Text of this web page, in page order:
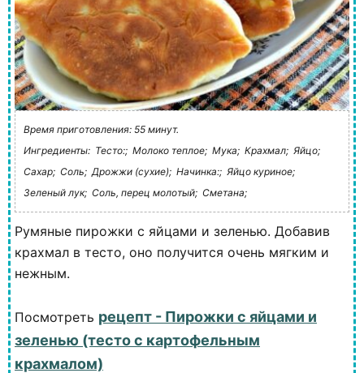
Время приготовления: 55 минут.
Ингредиенты: Тесто:; Молоко теплое; Мука; Крахмал; Яйцо;
Сахар; Соль; Дрожжи (сухие); Начинка:; Яйцо куриное;
Зеленый лук; Соль, перец молотый; Сметана;
Румяные пирожки с яйцами и зеленью. Добавив
крахмал в тесто, оно получится очень мягким и
нежным.
Посмотреть рецепт - Пирожки с яйцами и
зеленью (тесто с картофельным
крахмалом)